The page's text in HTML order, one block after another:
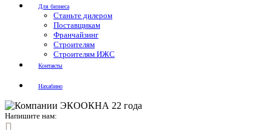
Для бизнеса
Станьте дилером
Поставщикам
Франчайзинг
Строителям
Строителям ИЖС
Контакты
Нахабино
Напишите нам: